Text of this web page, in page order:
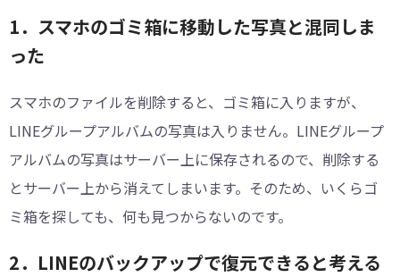
1．スマホのゴミ箱に移動した写真と混同しま
った
スマホのファイルを削除すると、ゴミ箱に入りますが、
LINEグループアルバムの写真は入りません。LINEグループ
アルバムの写真はサーバー上に保存されるので、削除する
とサーバー上から消えてしまいます。そのため、いくらゴ
ミ箱を探しても、何も見つからないのです。
2．LINEのバックアップで復元できると考える